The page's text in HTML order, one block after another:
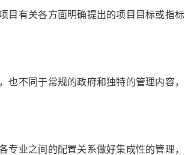
目有关各方面明确提出的项目目标或指标
不同于常规的政府和独特的管理内容，
业之间的配置关系做好集成性的管理，